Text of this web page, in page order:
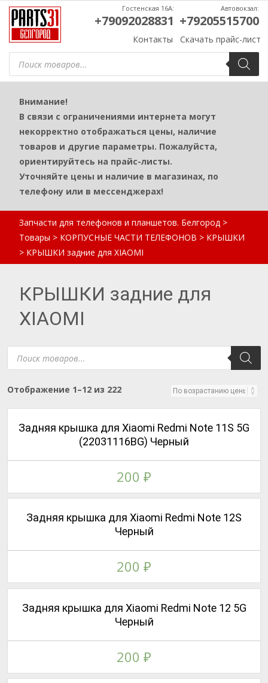
Поиск
товаров
Контакты Скачать прайс-лист
Гостенская 16А:
+79092028831
Автовокзал:
+79205515700
Внимание!
В связи с ограничениями интернета могут
некорректно отображаться цены, наличие
товаров и другие параметры. Пожалуйста,
ориентируйтесь на прайс-листы.
Уточняйте цены и наличие в магазинах, по
телефону или в мессенджерах!
Запчасти для телефонов и планшетов. Белгород >
Товары > КОРПУСНЫЕ ЧАСТИ ТЕЛЕФОНОВ > КРЫШКИ
> КРЫШКИ задние для XIAOMI
КРЫШКИ задние для
XIAOMI
Поиск
товаров
Отображение 1–12 из 222Цены:
Задняя крышка для Xiaomi Redmi Note 12 5G
Черный
200 ₽
Задняя крышка для Xiaomi Redmi Note 12S
Черный
200 ₽
Задняя крышка для Xiaomi Redmi Note 11S 5G
(22031116BG) Черный
200 ₽